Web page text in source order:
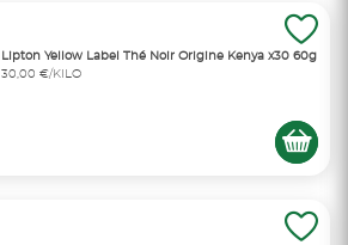
Lipton Yellow Label Thé Noir Origine Kenya x30 60g
30,00 €/KILO